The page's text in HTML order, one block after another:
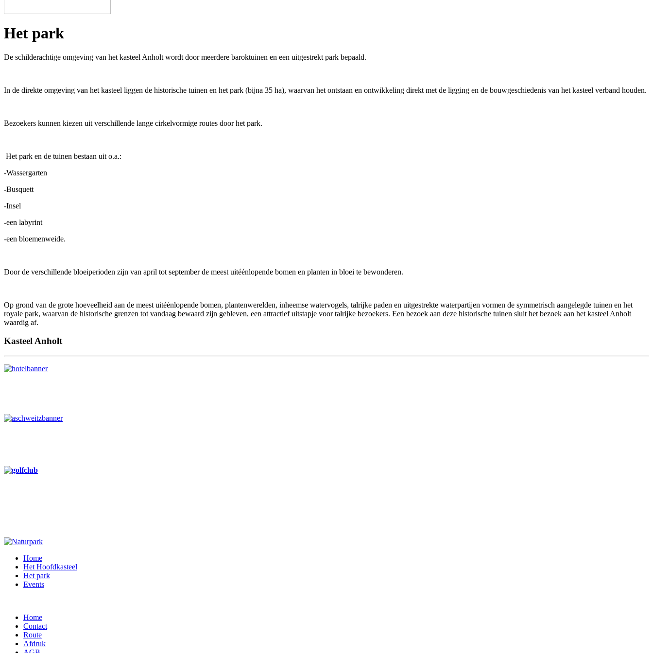
Het park
De schilderachtige omgeving van het kasteel Anholt wordt door meerdere baroktuinen en een uitgestrekt park bepaald.
In de direkte omgeving van het kasteel liggen de historische tuinen en het park (bijna 35 ha), waarvan het ontstaan en ontwikkeling direkt met de ligging en de bouwgeschiedenis van het kasteel verband houden.
Bezoekers kunnen kiezen uit verschillende lange cirkelvormige routes door het park.
Het park en de tuinen bestaan uit o.a.:
-Wassergarten
-Busquett
-Insel
-een labyrint
-een bloemenweide.
Door de verschillende bloeiperioden zijn van april tot september de meest uitéénlopende bomen en planten in bloei te bewonderen.
Op grond van de grote hoeveelheid aan de meest uitéénlopende bomen, plantenwerelden, inheemse watervogels, talrijke paden en uitgestrekte waterpartijen vormen de symmetrisch aangelegde tuinen en het
royale park, waarvan de historische grenzen tot vandaag bewaard zijn gebleven, een attractief uitstapje voor talrijke bezoekers. Een bezoek aan deze historische tuinen sluit het bezoek aan het kasteel Anholt
waardig af.
Kasteel Anholt
Home
Het Hoofdkasteel
Het park
Events
Home
Contact
Route
Afdruk